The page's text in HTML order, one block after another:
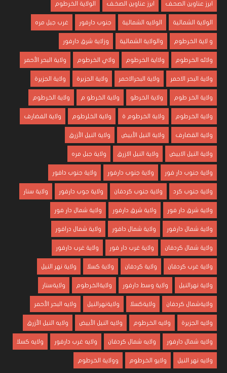
ابرز عناوين الصحف ابرز عناوين الصخف الولاية الخرطوم
الولاية الشمالية الولايه الشمالية جنوب دارفور غرب جبل مره
و لاية الخرطوم والولاية الشمالية وزلاية شرق دارفور
ولائه الخرطوم ولااية الخرطوم ولاي الخرطوم ولاية البحر الأحمر
ولاية البحر الاحمر ولاية البحرالاحمر ولاية الجزبرة ولاية الجزيرة
ولاية الخر طوم ولاية الخرطو ولاية الخرطو م ولاية الخرطوم
ولاية الخرطوم ولاية الخرطوم ة ولاية الخلرطوم ولاية الفضارف
ولاية القضارف ولاية النيل الأبيض ولاية النيل الأزرق
ولاية النيل الابيض ولاية النيل الازرق ولاية جبل مره
ولاية جنوب دار فور ولاية جنوب دارفور ولاية جنوب دافور
ولاية جنوب كرد ولاية جنوب كردفان ولاية جوب دارفور ولاية سنار
ولاية شرق دار فور ولاية شرق دارفور ولاية شمال دار فور
ولاية شمال دارفور ولاية شمال دافور ولاية شمال درافور
ولاية شمال كردفان ولاية غرب دار فور ولاية غرب دارفور
ولاية غرب كردفان ولاية كردفان ولاية كسلا ولاية نهر النيل
ولاية نهرالنيل ولاية وسط دارفور ولايةالخرطوم ولايةسنار
ولايةشمال كردفان ولايةكسلا ولايةنهرالنيل ولايه البحر الأحمر
ولايه الجزيرة ولايه الخرطوم ولايه النيل الأبيض ولايه النيل الأزرق
ولايه شمال دارفور ولايه شمال كردفان ولايه غرب دارفور ولايه كسلا
ولايه نهر النيل ولايو الخرطوم وولاية الخرطوم